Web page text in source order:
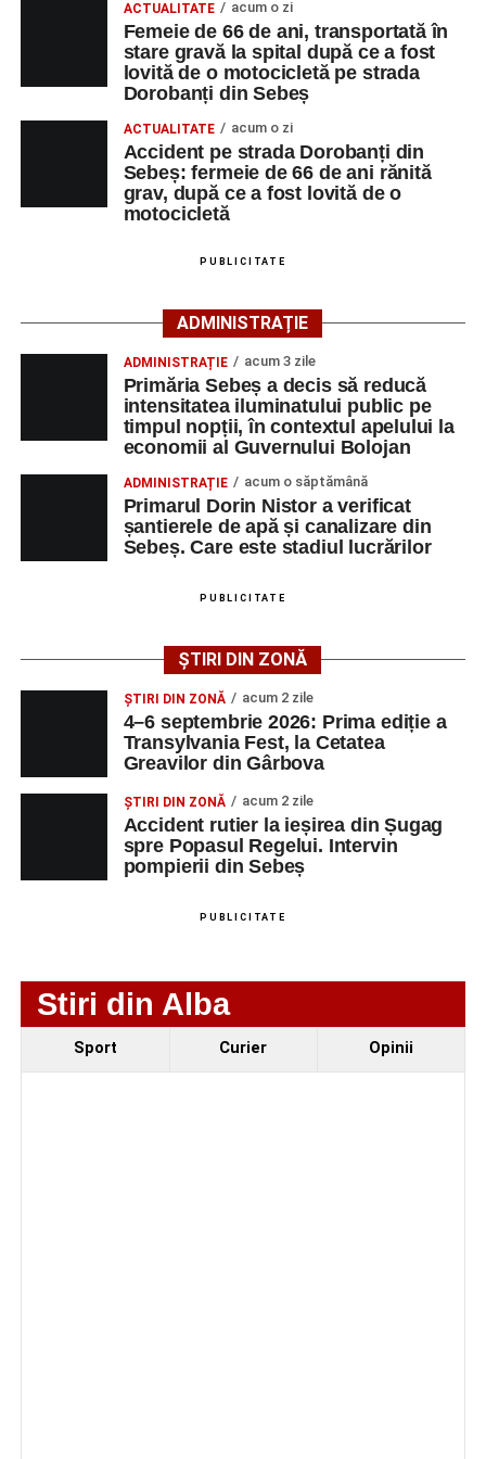
strada Dorobanți din Sebeș
Accident pe strada Dorobanți din Sebeș: fermeie
de 66 de ani rănită grav, după ce a fost lovită de o
motocicletă
4–6 septembrie 2026: Prima ediție a Transylvania
Fest, la Cetatea Greavilor din Gârbova
La locul accidentului intervine Detașamentul de Pompieri
Sebeș, cu o autospecială de stingere cu apă și spumă și
un echipaj de Terapie Intensivă Mobilă, pentru acordarea
primului ajutor medical și asigurarea măsurilor specifice.
Polițiștii s-au deplasat la fața locului pentru efectuarea
cercetărilor și stabilirea împrejurărilor exacte în care s-a
produs accidentul. De asemenea, aceștia acționează
66 ani, va fi transportată la UPU Alba Iulia”
Adaugă-ne ca sursă preferată
Urmărește-ne pe Google News
Ultimele știri din Sebeș
Femeie de 66 de ani, transportată în stare gravă la
strada Dorobanți din Sebeș
Accident pe strada Dorobanți din Sebeș: fermeie
de 66 de ani rănită grav, după ce a fost lovită de o
motocicletă
4–6 septembrie 2026: Prima ediție a Transylvania
Fest, la Cetatea Greavilor din Gârbova
ACTUALITATE acum o zi
Femeie de 66 de ani, transportată în
stare gravă la spital după ce a fost
lovită de o motocicletă pe strada
Dorobanți din Sebeș
ACTUALITATE acum o zi
Accident pe strada Dorobanți din
Sebeș: fermeie de 66 de ani rănită
grav, după ce a fost lovită de o
motocicletă
PUBLICITATE
ADMINISTRAȚIE
ADMINISTRAȚIE acum 3 zile
Primăria Sebeș a decis să reducă
intensitatea iluminatului public pe
timpul nopții, în contextul apelului la
economii al Guvernului Bolojan
ADMINISTRAȚIE acum o săptămână
Primarul Dorin Nistor a verificat
șantierele de apă și canalizare din
Sebeș. Care este stadiul lucrărilor
PUBLICITATE
ȘTIRI DIN ZONĂ
ȘTIRI DIN ZONĂ acum 2 zile
4–6 septembrie 2026: Prima ediție a
Transylvania Fest, la Cetatea
Greavilor din Gârbova
ȘTIRI DIN ZONĂ acum 2 zile
Accident rutier la ieșirea din Șugag
spre Popasul Regelui. Intervin
pompierii din Sebeș
PUBLICITATE
Stiri din Alba
Sport Curier Opinii